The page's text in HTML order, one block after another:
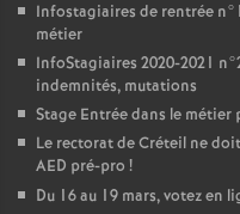
Infostagiaires de rentrée
métier
InfoStagiaires 2020-2021
indemnités, mutations
Stage Entrée dans le métier
Le rectorat de Créteil ne
AED pré-pro !
Du 16 au 19 mars, votez en